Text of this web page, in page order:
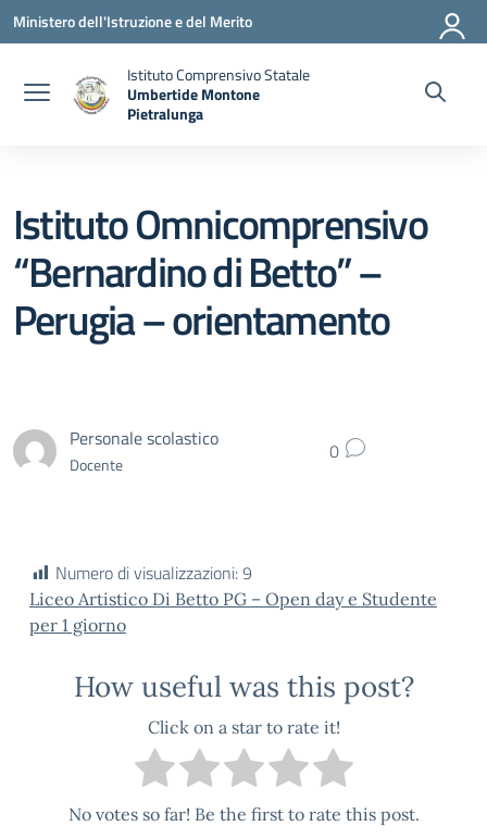
Vai ai contenuti
Vai al menu di navigazione
Vai al footer
Ministero dell'Istruzione e del Merito
Istituto Comprensivo Statale
Umbertide Montone
Pietralunga
Istituto Omnicomprensivo
“Bernardino di Betto” –
Perugia – orientamento
Personale scolastico
Docente 0
Numero di visualizzazioni:9
Liceo Artistico Di Betto PG – Open day e Studente
per 1 giorno
How useful was this post?
Click on a star to rate it!
No votes so far! Be the first to rate this post.